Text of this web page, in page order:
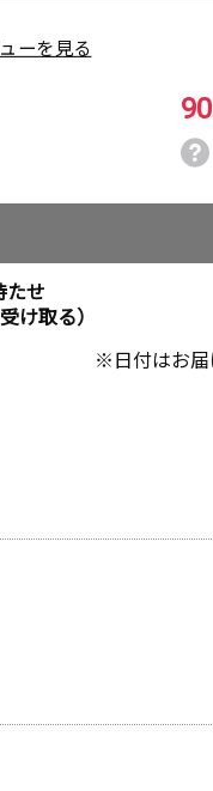
ーを見る
90
たせ
け取る）
日付はお届